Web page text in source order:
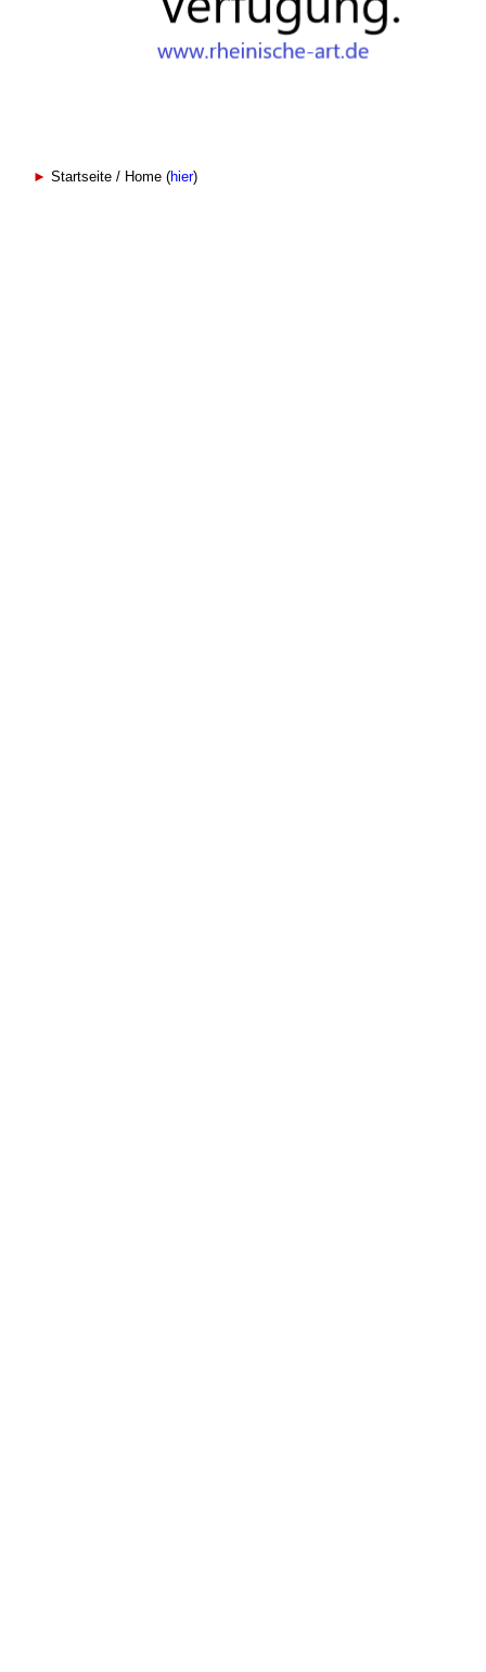
► Startseite / Home (hier)